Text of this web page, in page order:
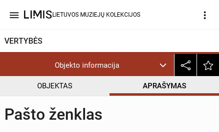
menu LIETUVOS MUZIEJŲ KOLEKCIJOS more_vert
VERTYBĖS
Objekto informacija
OBJEKTAS APRAŠYMAS
Pašto ženklas